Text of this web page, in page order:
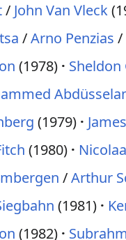
/ John Van Vleck
/Arno Penzias /
(1978)
(1979)
(1980)
/Arthur
(1981)
(1982)